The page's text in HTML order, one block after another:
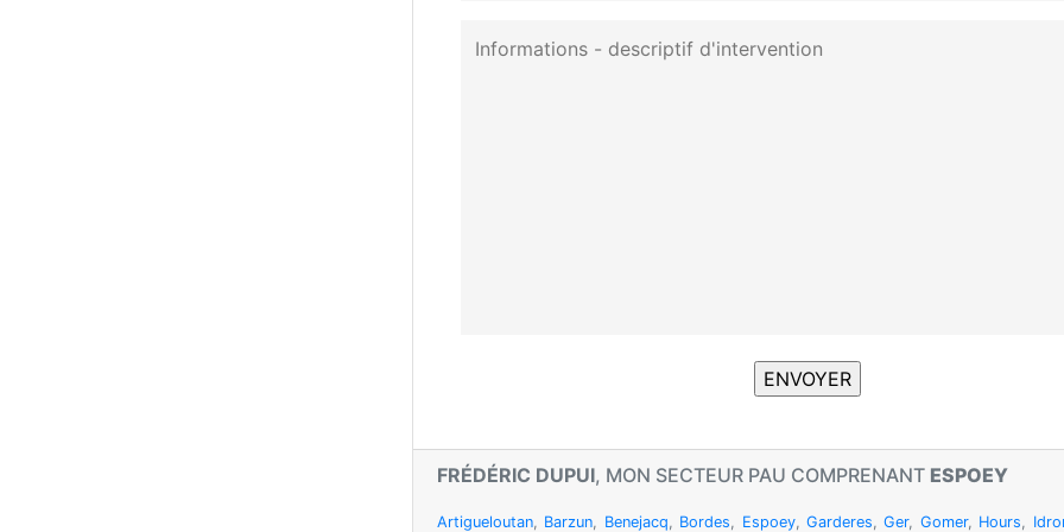
FRÉDÉRIC DUPUI, MON SECTEUR PAU COMPRENANT ESPOEY
Artigueloutan Barzun Benejacq Bordes Espoey,Garderes ,Ger, Gomer, Hours